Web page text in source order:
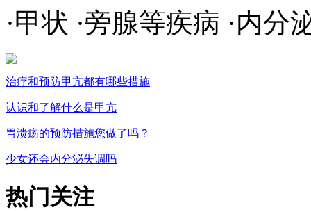
·甲状 ·旁腺等疾病 ·内分
治疗和预防甲亢都有哪些措施
认识和了解什么是甲亢
胃溃疡的预防措施您做了吗？
少女还会内分泌失调吗
热门关注